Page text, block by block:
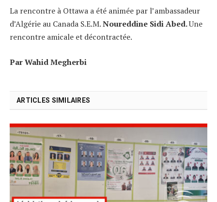
La rencontre à Ottawa a été animée par l’ambassadeur
d’Algérie au Canada S.E.M.Noureddine Sidi Abed.Une
rencontre amicale et décontractée.
Par Wahid Megherbi
ARTICLES SIMILAIRES